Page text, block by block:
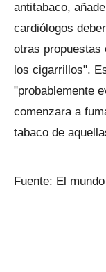
antitabaco,
cardiólogos
otras propuestas
los cigarrillos".
"probablemente
comenzara a
tabaco de
Fuente: El mundo